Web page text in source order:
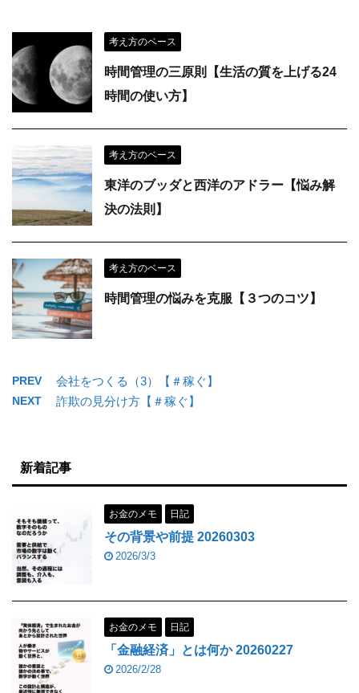
考え方のベース
時間管理の三原則【生活の質を上げる24
時間の使い方】
考え方のベース
東洋のブッダと西洋のアドラー【悩み解
決の法則】
考え方のベース
時間管理の悩みを克服【３つのコツ】
PREV 会社をつくる（3）【＃稼ぐ】
NEXT 詐欺の見分け方【＃稼ぐ】
新着記事
お金のメモ 日記
その背景や前提 20260303
2026/3/3
お金のメモ 日記
「金融経済」とは何か 20260227
2026/2/28